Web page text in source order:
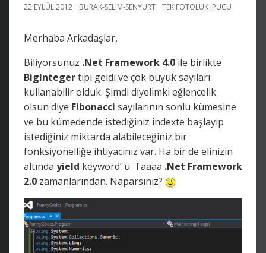
22 EYLÜL 2012 BURAK-SELIM-SENYURT TEK FOTOLUK IPUCU
Merhaba Arkadaşlar,
Biliyorsunuz .Net Framework 4.0 ile birlikte
BigIntegertipi geldi ve çok büyük sayıları
kullanabilir olduk. Şimdi diyelimki eğlencelik
olsun diye Fibonacci sayılarının sonlu kümesine
ve bu kümedende istediğiniz indexte başlayıp
istediğiniz miktarda alabileceğiniz bir
fonksiyonelliğe ihtiyacınız var. Ha bir de elinizin
altında yield keyword’ ü. Taaaa .Net Framework
2.0 zamanlarından. Naparsınız?